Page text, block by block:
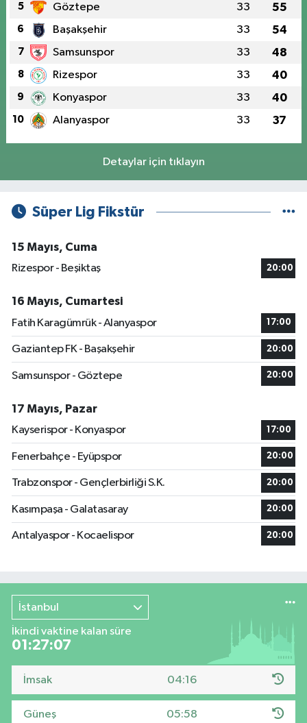
5 Göztepe 33 55
6 Başakşehir 33 54
7 Samsunspor 33 48
8 Rizespor 33 40
9 Konyaspor 33 40
10 Alanyaspor 33 37
Detaylar için tıklayın
Süper Lig Fikstür
15 Mayıs, Cuma
Rizespor - Beşiktaş
20:00
16 Mayıs, Cumartesi
Fatih Karagümrük - Alanyaspor
17:00
Gaziantep FK - Başakşehir 20:00
Samsunspor - Göztepe 20:00
17 Mayıs, Pazar
Kayserispor - Konyaspor
17:00
Fenerbahçe - Eyüpspor 20:00
Trabzonspor - Gençlerbirliği S.K. 20:00
Kasımpaşa - Galatasaray 20:00
Antalyaspor - Kocaelispor 20:00
İstanbul
İkindi vaktine kalan süre
01:27:06
İmsak 04:16
Güneş 05:58